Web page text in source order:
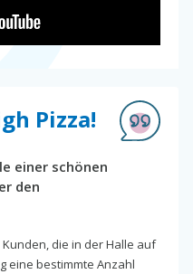
Pizza!
einer schönen
den
die in der Halle auf
eine bestimmte Anzahl